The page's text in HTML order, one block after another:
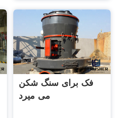
فک برای سنگ شکن
می میرد